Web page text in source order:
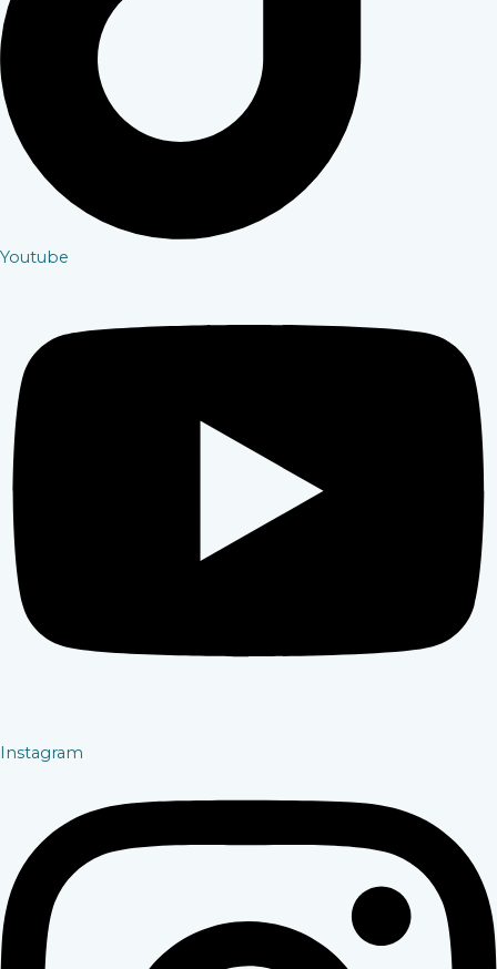
Youtube
Instagram